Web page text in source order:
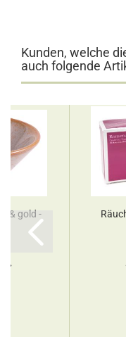
Kunden, welche
auch folgende
& gold -